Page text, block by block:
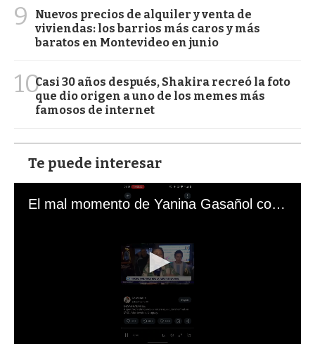
9
Nuevos precios de alquiler y venta de
viviendas: los barrios más caros y más
baratos en Montevideo en junio
10Casi 30 años después, Shakira recreó la foto
que dio origen a uno de los memes más
famosos de internet
Te puede interesar
El mal momento de Yanina Gasañol con un hincha argentino en "Subrayado"